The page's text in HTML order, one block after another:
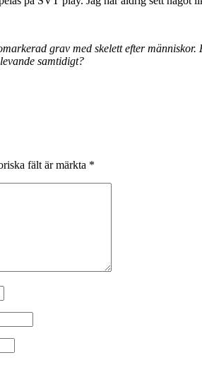
grav med skelett efter
samtidigt?
fält är märkta *